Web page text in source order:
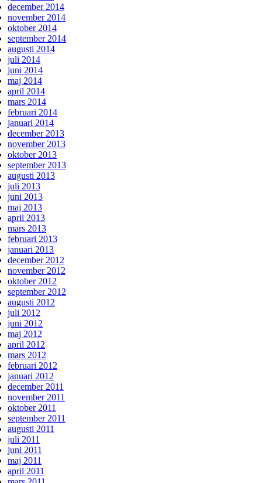
december 2014
november 2014
oktober 2014
september 2014
augusti 2014
juli 2014
juni 2014
maj 2014
april 2014
mars 2014
februari 2014
januari 2014
december 2013
november 2013
oktober 2013
september 2013
augusti 2013
juli 2013
juni 2013
maj 2013
april 2013
mars 2013
februari 2013
januari 2013
december 2012
november 2012
oktober 2012
september 2012
augusti 2012
juli 2012
juni 2012
maj 2012
april 2012
mars 2012
februari 2012
januari 2012
december 2011
november 2011
oktober 2011
september 2011
augusti 2011
juli 2011
juni 2011
maj 2011
april 2011